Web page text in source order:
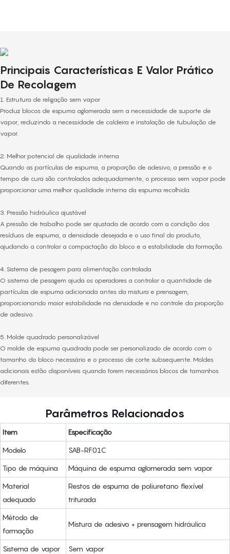
Principais Características E Valor Prático
De Recolagem
1. Estrutura de religação sem vapor
Produz blocos de espuma aglomerada sem a necessidade de suporte de
vapor, reduzindo a necessidade de caldeira e instalação de tubulação de
vapor.
2. Melhor potencial de qualidade interna
Quando as partículas de espuma, a proporção de adesivo, a pressão e o
tempo de cura são controlados adequadamente, o processo sem vapor pode
proporcionar uma melhor qualidade interna da espuma recolhida.
3. Pressão hidráulica ajustável
A pressão de trabalho pode ser ajustada de acordo com a condição dos
resíduos de espuma, a densidade desejada e o uso final do produto,
ajudando a controlar a compactação do bloco e a estabilidade da formação.
4. Sistema de pesagem para alimentação controlada
O sistema de pesagem ajuda os operadores a controlar a quantidade de
partículas de espuma adicionada antes da mistura e prensagem,
proporcionando maior estabilidade na densidade e no controle da proporção
de adesivo.
5. Molde quadrado personalizável
O molde de espuma quadrada pode ser personalizado de acordo com o
tamanho do bloco necessário e o processo de corte subsequente. Moldes
adicionais estão disponíveis quando forem necessários blocos de tamanhos
diferentes.
Parâmetros Relacionados
Item Especificação
Modelo SAB-RF01C
Tipo de máquina Máquina de espuma aglomerada sem vapor
Material
adequado
Restos de espuma de poliuretano flexível
triturada
Método de
formação
Mistura de adesivo + prensagem hidráulica
Sistema de vapor Sem vapor